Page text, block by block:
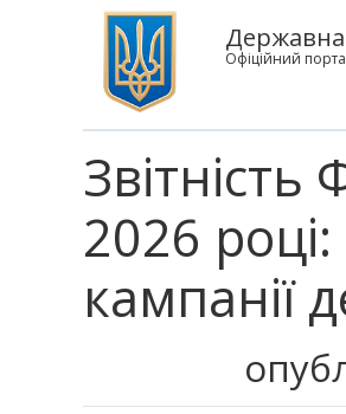
Державна
Офіційний
2026
кампанії